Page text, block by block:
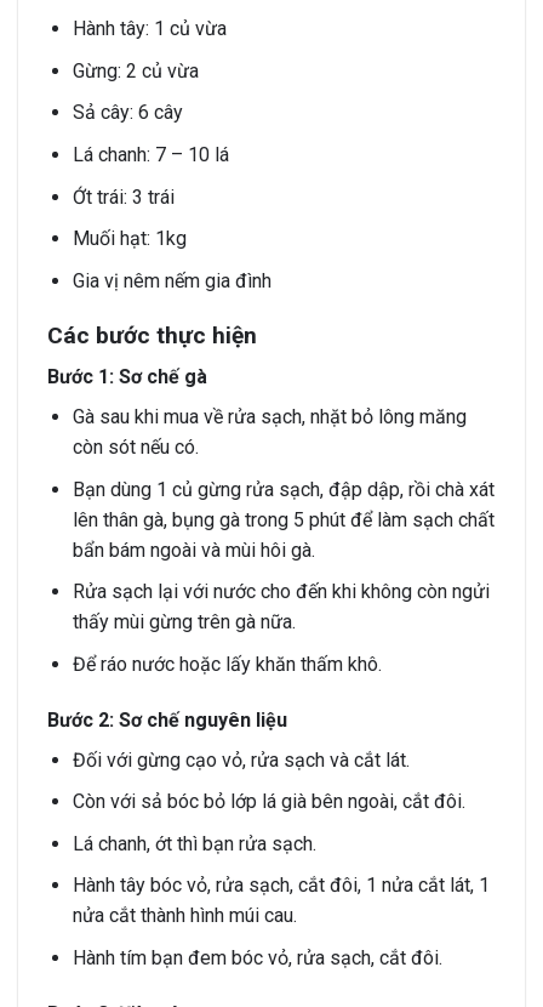
Hành tây: 1 củ vừa
Gừng: 2 củ vừa
Sả cây: 6 cây
Lá chanh: 7 – 10 lá
Ớt trái: 3 trái
Muối hạt: 1kg
Gia vị nêm nếm gia đình
Các bước thực hiện
Bước 1: Sơ chế gà
Gà sau khi mua về rửa sạch, nhặt bỏ lông măng
còn sót nếu có.
Bạn dùng 1 củ gừng rửa sạch, đập dập, rồi chà xát
lên thân gà, bụng gà trong 5 phút để làm sạch chất
bẩn bám ngoài và mùi hôi gà.
Rửa sạch lại với nước cho đến khi không còn ngửi
thấy mùi gừng trên gà nữa.
Để ráo nước hoặc lấy khăn thấm khô.
Bước 2: Sơ chế nguyên liệu
Đối với gừng cạo vỏ, rửa sạch và cắt lát.
Còn với sả bóc bỏ lớp lá già bên ngoài, cắt đôi.
Lá chanh, ớt thì bạn rửa sạch.
Hành tây bóc vỏ, rửa sạch, cắt đôi, 1 nửa cắt lát, 1
nửa cắt thành hình múi cau.
Hành tím bạn đem bóc vỏ, rửa sạch, cắt đôi.